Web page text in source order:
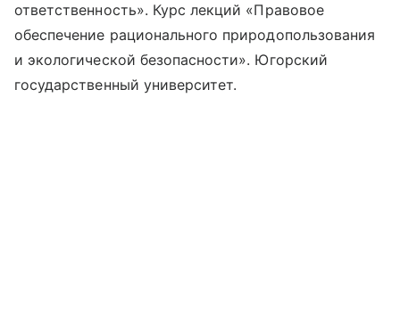
ответственность». Курс лекций «Правовое
обеспечение рационального природопользования
и экологической безопасности». Югорский
государственный университет.